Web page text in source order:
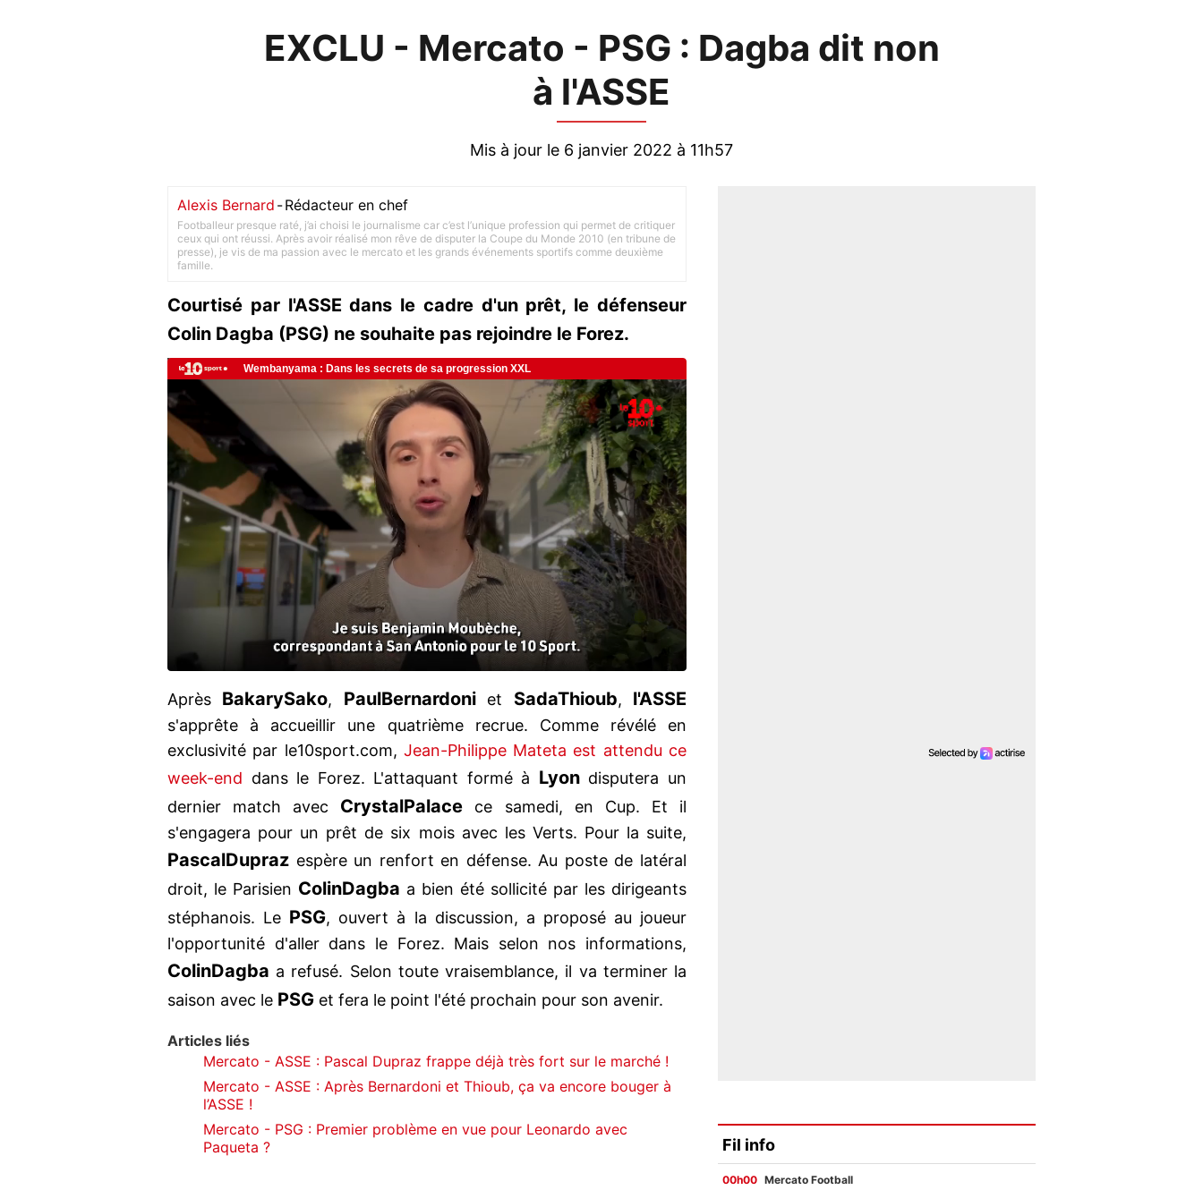
EXCLU - Mercato - PSG : Dagba dit non
à l'ASSE
Mis à jour le 6 janvier 2022 à 11h57
Alexis Bernard -Rédacteur en chef
Footballeur presque raté, j’ai choisi le journalisme car c’est l’unique profession qui permet de critiquer
ceux qui ont réussi. Après avoir réalisé mon rêve de disputer la Coupe du Monde 2010 (en tribune de
presse), je vis de ma passion avec le mercato et les grands événements sportifs comme deuxième
famille.
Courtisé par l'ASSE dans le cadre d'un prêt, le défenseur
Colin Dagba (PSG) ne souhaite pas rejoindre le Forez.
Après BakarySako, PaulBernardoniet SadaThioub, l'ASSE
s'apprête à accueillir une quatrième recrue. Comme révélé en
exclusivité par le10sport.com, Jean-Philippe Mateta est attendu ce
week-end dans le Forez. L'attaquant formé à Lyondisputera un
dernier match avec CrystalPalace ce samedi, en Cup. Et il
s'engagera pour un prêt de six mois avec les Verts. Pour la suite,
PascalDupraz espère un renfort en défense. Au poste de latéral
droit, le Parisien ColinDagba a bien été sollicité par les dirigeants
stéphanois. Le PSG, ouvert à la discussion, a proposé au joueur
l'opportunité d'aller dans le Forez. Mais selon nos informations,
ColinDagba a refusé. Selon toute vraisemblance, il va terminer la
saison avec le PSG et fera le point l'été prochain pour son avenir.
Articles liés
Mercato - ASSE : Pascal Dupraz frappe déjà très fort sur le marché !
Mercato - ASSE : Après Bernardoni et Thioub, ça va encore bouger à
l’ASSE !
Mercato - PSG : Premier problème en vue pour Leonardo avec
Paqueta ?
Fil info
00h00 Mercato Football